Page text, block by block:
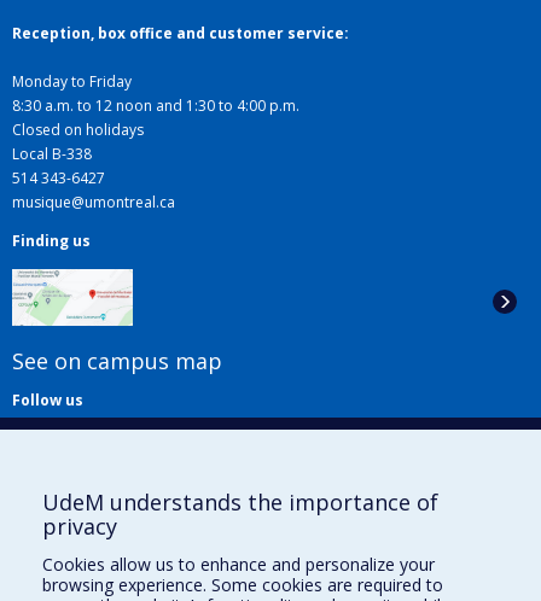
Reception, box office and customer service:
Monday to Friday
8:30 a.m. to 12 noon and 1:30 to 4:00 p.m.
Closed on holidays
Local B-338
514 343-6427
musique@umontreal.ca
Finding us
See on campus map
Follow us
Useful links
UdeM understands the importance of
privacy
Cookies allow us to enhance and personalize your
browsing experience. Some cookies are required to